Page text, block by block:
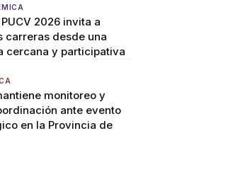
2026 invita a
carreras desde una
cercana y participativa
monitoreo y
ante evento
en la Provincia de